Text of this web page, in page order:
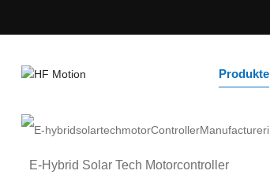
Produkte
E-Hybrid Solar Tech Motorcontroller